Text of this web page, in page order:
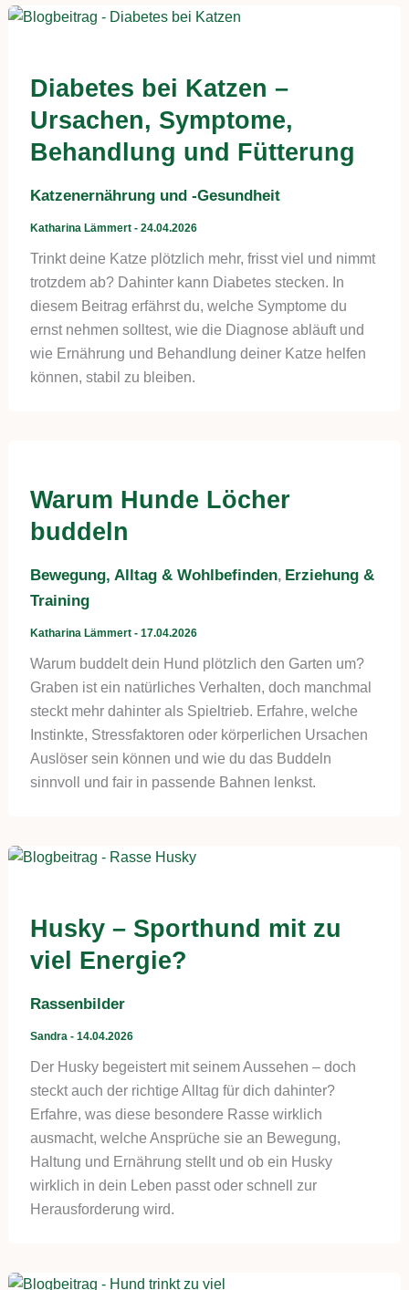
Diabetes bei Katzen –
Ursachen, Symptome,
Behandlung und Fütterung
Katzenernährung und -Gesundheit
Katharina Lämmert - 24.04.2026
Trinkt deine Katze plötzlich mehr, frisst viel und nimmt
trotzdem ab? Dahinter kann Diabetes stecken. In
diesem Beitrag erfährst du, welche Symptome du
ernst nehmen solltest, wie die Diagnose abläuft und
wie Ernährung und Behandlung deiner Katze helfen
können, stabil zu bleiben.
Warum Hunde Löcher
buddeln
Bewegung, Alltag & Wohlbefinden, Erziehung &
Training
Katharina Lämmert - 17.04.2026
Warum buddelt dein Hund plötzlich den Garten um?
Graben ist ein natürliches Verhalten, doch manchmal
steckt mehr dahinter als Spieltrieb. Erfahre, welche
Instinkte, Stressfaktoren oder körperlichen Ursachen
Auslöser sein können und wie du das Buddeln
sinnvoll und fair in passende Bahnen lenkst.
Husky – Sporthund mit zu
viel Energie?
Rassenbilder
Sandra - 14.04.2026
Der Husky begeistert mit seinem Aussehen – doch
steckt auch der richtige Alltag für dich dahinter?
Erfahre, was diese besondere Rasse wirklich
ausmacht, welche Ansprüche sie an Bewegung,
Haltung und Ernährung stellt und ob ein Husky
wirklich in dein Leben passt oder schnell zur
Herausforderung wird.